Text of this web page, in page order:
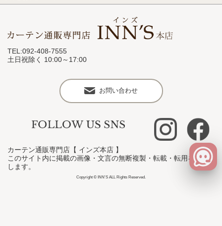
TEL:092-408-7555
土日祝除く 10:00～17:00
お問い合わせ
カーテン通販専門店【 インズ本店 】
このサイト内に掲載の画像・文言の無断複製・転載・転用を禁止
します。
Copyright © INN'S ALL Rights Reserved.